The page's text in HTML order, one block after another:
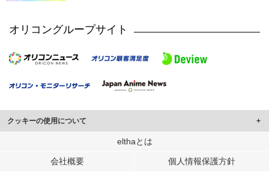
オリコングループサイト
クッキーの使用について
このサイトでは Cookie を使用して、ユーザーに合わせたコンテンツや広告の
行っています。
elthaとは
会社概要 個人情報保護方針